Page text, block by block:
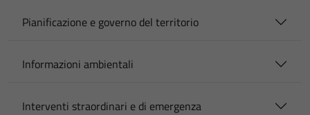
Pianificazione e governo del territorio
Informazioni ambientali
Interventi straordinari e di emergenza